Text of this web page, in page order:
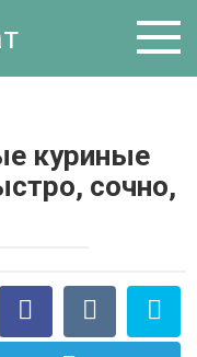
куриные
сочно,